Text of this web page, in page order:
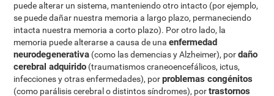
puede alterar un sistema, manteniendo otro intacto (por ejemplo,
se puede dañar nuestra memoria a largo plazo, permaneciendo
intacta nuestra memoria a corto plazo). Por otro lado, la
memoria puede alterarse a causa de unaenfermedad
neurodegenerativa (como las demencias y Alzheimer), pordaño
cerebral adquirido (traumatismos craneoencefálicos, ictus,
infecciones y otras enfermedades), porproblemas congénitos
(como parálisis cerebral o distintos síndromes), portrastornos